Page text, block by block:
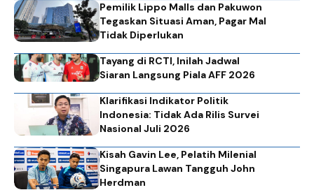
Pemilik Lippo Malls dan Pakuwon
Tegaskan Situasi Aman, Pagar Mal
Tidak Diperlukan
Tayang di RCTI, Inilah Jadwal
Siaran Langsung Piala AFF 2026
Klarifikasi Indikator Politik
Indonesia: Tidak Ada Rilis Survei
Nasional Juli 2026
Kisah Gavin Lee, Pelatih Milenial
Singapura Lawan Tangguh John
Herdman